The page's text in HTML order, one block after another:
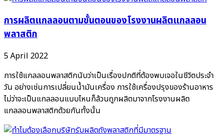
การผลิตแกลลอนตามขั้นตอนของโรงงานผลิตแกลลอน
พลาสติก
5 April 2022
การใช้แกลลอนพลาสติกนับว่าเป็นเรื่องปกติที่ต้องพบเจอในชีวิตประจำ
วัน อย่างเช่นการเปลี่ยนน้ำมันเครื่อง การใช้เครื่องปรุงของร้านอาหาร
ไม่ว่าจะเป็นแกลลอนแบบไหนก็ล้วนถูกผลิตมาจากโรงงานผลิต
แกลลอนพลาสติกด้วยกันทั้งนั้น